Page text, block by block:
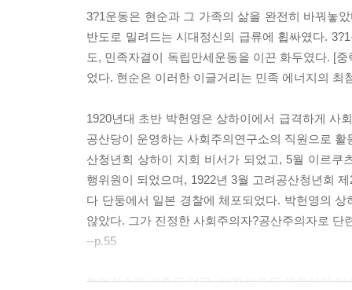
3?1운동은 현순과 그 가족의 삶을 완전히 바꿔놓
반도로 밀려드는 시대정신의 급류에 휩싸였다.
도, 민족자결이 독립만세운동을 이끈 화두였다. [
었다. 현순은 이러한 이글거리는 민족 에너지의 최
1920년대 초반 박헌영은 상하이에서 급격하게 사
공산당이 운영하는 사회주의연구소의 직원으로
산청년회 상하이 지회 비서가 되었고, 5월 이르쿠
행위원이 되었으며, 1922년 3월 고려공산청년회
다 단둥에서 일본 경찰에 체포되었다. 박헌영의
않았다. 그가 진정한 사회주의자?공산주의자로
--p.55
현앨리스가 가족도 없고, 생계 방도도 명확하지